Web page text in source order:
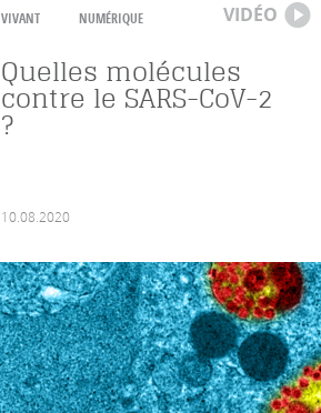
VIVANT NUMÉRIQUE VIDÉO
Quelles molécules
contre le SARS-CoV-2
?
10.08.2020